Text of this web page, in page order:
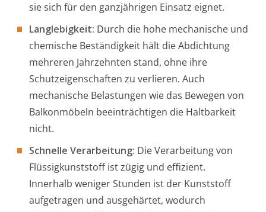
sie sich für den ganzjährigen Einsatz eignet.
Langlebigkeit: Durch die hohe mechanische und
chemische Beständigkeit hält die Abdichtung
mehreren Jahrzehnten stand, ohne ihre
Schutzeigenschaften zu verlieren. Auch
mechanische Belastungen wie das Bewegen von
Balkonmöbeln beeinträchtigen die Haltbarkeit
nicht.
Schnelle Verarbeitung: Die Verarbeitung von
Flüssigkunststoff ist zügig und effizient.
Innerhalb weniger Stunden ist der Kunststoff
aufgetragen und ausgehärtet, wodurch